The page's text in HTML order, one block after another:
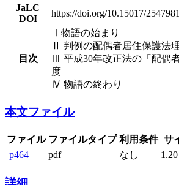
JaLC
DOI
https://doi.org/10.15017/2547981
目次
Ⅰ物語の始まり
Ⅱ 判例の配偶者居住保護法
Ⅲ 平成30年改正法の「配偶
度
Ⅳ 物語の終わり
本文ファイル
ファイル ファイルタイプ 利用条件 サ
p464 pdf なし